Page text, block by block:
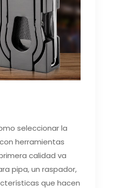
seleccionar la
herramientas
calidad va
pipa, un raspador,
que hacen